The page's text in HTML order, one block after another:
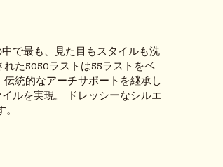
で最も、見た目もスタイルも洗
た5050ラストは55ラストをベ
統的なアーチサポートを継承し
ルを実現。 ドレッシーなシルエ